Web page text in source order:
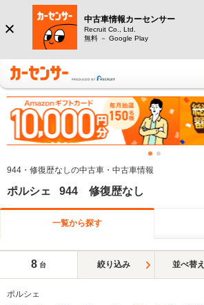
中古車情報カーセンサー
Recruit Co., Ltd.
無料 － Google Play
944・修復歴なしの中古車・中古車情報
ポルシェ 944 修復歴なし
一覧から探す
8 台 絞り込み 並べ替え
ポルシェ